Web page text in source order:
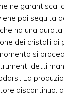
ne garantisca
poi seguita
ha una
dei cristalli di
si
detti
La
discontinuo: